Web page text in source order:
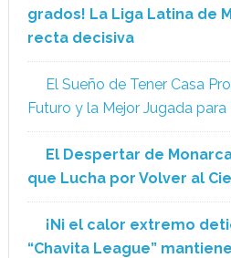
grados! La Liga Latina de
recta decisiva
El Sueño de Tener Casa
Futuro y la Mejor Jugada para
El Despertar de
que Lucha por Volver al
¡Ni el calor extremo
“Chavita League”